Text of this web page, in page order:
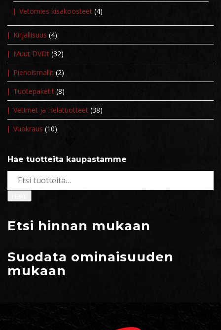
Vetomies kisakoosteet (4)
Kirjallisuus (4)
Muut DVDt (32)
Pienoismallit (2)
Tuotepaketit (8)
Vetimet ja Helatuotteet (38)
Vuokraus (10)
Hae tuotteita kaupastamme
Etsi hinnan mukaan
Suodata ominaisuuden
mukaan